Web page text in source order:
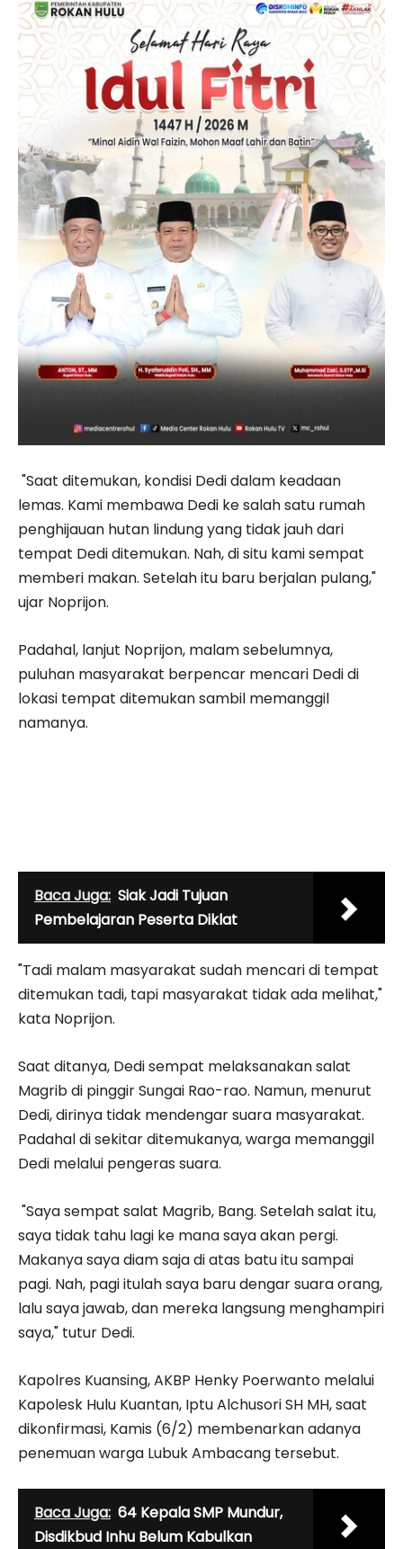
"Saat ditemukan, kondisi Dedi dalam keadaan
lemas. Kami membawa Dedi ke salah satu rumah
penghijauan hutan lindung yang tidak jauh dari
tempat Dedi ditemukan. Nah, di situ kami sempat
memberi makan. Setelah itu baru berjalan pulang,"
ujar Noprijon.
Padahal, lanjut Noprijon, malam sebelumnya,
puluhan masyarakat berpencar mencari Dedi di
lokasi tempat ditemukan sambil memanggil
namanya.
Baca Juga: Siak Jadi Tujuan
Pembelajaran Peserta Diklat
"Tadi malam masyarakat sudah mencari di tempat
ditemukan tadi, tapi masyarakat tidak ada melihat,"
kata Noprijon.
Saat ditanya, Dedi sempat melaksanakan salat
Magrib di pinggir Sungai Rao-rao. Namun, menurut
Dedi, dirinya tidak mendengar suara masyarakat.
Padahal di sekitar ditemukanya, warga memanggil
Dedi melalui pengeras suara.
"Saya sempat salat Magrib, Bang. Setelah salat itu,
saya tidak tahu lagi ke mana saya akan pergi.
Makanya saya diam saja di atas batu itu sampai
pagi. Nah, pagi itulah saya baru dengar suara orang,
lalu saya jawab, dan mereka langsung menghampiri
saya," tutur Dedi.
Kapolres Kuansing, AKBP Henky Poerwanto melalui
Kapolesk Hulu Kuantan, Iptu Alchusori SH MH, saat
dikonfirmasi, Kamis (6/2) membenarkan adanya
penemuan warga Lubuk Ambacang tersebut.
Baca Juga: 64 Kepala SMP Mundur,
Disdikbud Inhu Belum Kabulkan